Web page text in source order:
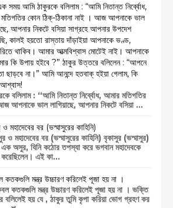
সময় আমি ঠাকুরকে বলিলাম : “আমি নিতান্ত নির্ব্বোধ,
কোন ঠিক্‌-ঠিকানা নাই । আজ আপনাকে ভাল
আপনার নিকটে বসিয়া সাগ্রহে আপনার উপদেশ
কালই হয়তো রাস্তায় দাঁড়াইয়া আপনাকে ভণ্ড,
করিতে থাকিব। আমার আত্মবিশ্বাস মোটেই নাই। আপনাকে
কি উপায় হইবে ?” ঠাকুর উত্তরে বলিলেন : “আপনে
ছাড়বে না।” আমি আনন্দে হতবাক্ হইয়া গেলাম, কি
বলিলাম : “আমি নিতান্ত নির্ব্বোধ, আমার মতিগতির
আপনাকে ভাল লাগিয়াছে, আপনার নিকটে বসিয়া ...
মহাদেবের বর (ভস্মাসুরের কাহিনি)
ও মহাদেবের বর (ভস্মাসুরের কাহিনি) বৃকাসুর (ভস্মাসুর)
এক অসুর, যিনি কঠোর তপস্যা করে ভগবান মহাদেবকে
করেছিলেন। এই কা...
কতকগুলি মন্ত্র উচ্চারণ করিলেই পূজা হয় না ।
কতকগুলি মন্ত্র উচ্চারণ করিলেই পূজা হয় না । ভক্তি
বলিলেই হয় যে , ঠাকুর তুমি কৃপা করিয়া ভোগ গ্রহণ কর